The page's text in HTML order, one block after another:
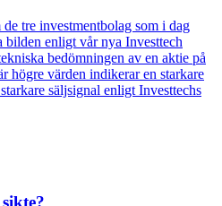
tre investmentbolag som i dag
bilden enligt vår nya Investtech
bedömningen av en aktie på
högre värden indikerar en starkare
säljsignal enligt Investtechs